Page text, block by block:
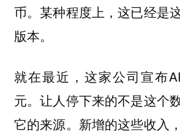
币。某种程度上，这已经是
版本。
就在最近，这家公司宣布
元。让人停下来的不是这个
它的来源。新增的这些收入